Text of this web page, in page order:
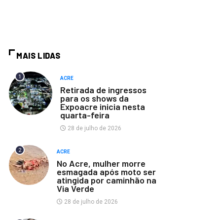
MAIS LIDAS
1 ACRE
Retirada de ingressos
para os shows da
Expoacre inicia nesta
quarta-feira
28 de julho de 2026
2 ACRE
No Acre, mulher morre
esmagada após moto ser
atingida por caminhão na
Via Verde
28 de julho de 2026